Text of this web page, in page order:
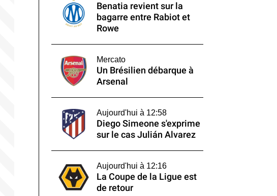
Benatia revient sur la
bagarre entre Rabiot et
Rowe
Mercato
Un Brésilien débarque à
Arsenal
Aujourd'hui à 12:58
Diego Simeone s'exprime
sur le cas Julián Alvarez
Aujourd'hui à 12:16
La Coupe de la Ligue est
de retour